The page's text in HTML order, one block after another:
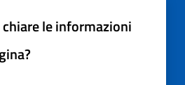
le informazioni